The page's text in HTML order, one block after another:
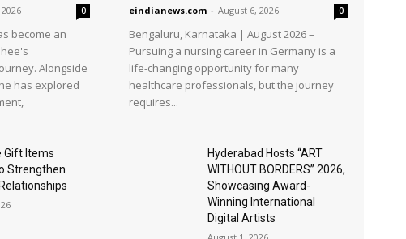
0
become an
Alongside
has explored
eindianews.com - August 6, 2026 0
Bengaluru, Karnataka | August 2026 –
Pursuing a nursing career in Germany is a
life-changing opportunity for many
healthcare professionals, but the journey
requires...
Gift Items
Strengthen
Hyderabad Hosts “ART
WITHOUT BORDERS” 2026,
Showcasing Award-
Winning International
Digital Artists